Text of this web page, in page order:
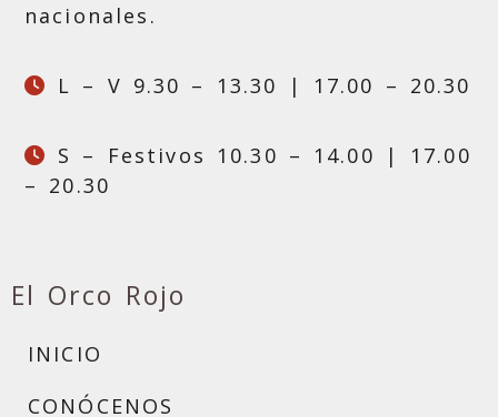
nacionales.
L – V 9.30 – 13.30 | 17.00 – 20.30
S – Festivos 10.30 – 14.00 | 17.00
– 20.30
El Orco Rojo
INICIO
CONÓCENOS